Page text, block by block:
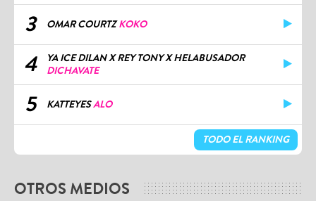
3 OMAR COURTZKOKO
4
YA ICE DILAN X REY TONY X HELABUSADOR
DICHAVATE
5 KATTEYESALO
TODO EL RANKING
OTROS MEDIOS